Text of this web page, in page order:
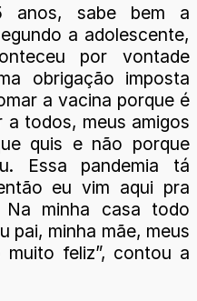
anos, sabe bem a
a adolescente,
por vontade
obrigação imposta
a vacina porque é
todos, meus amigos
quis e não porque
Essa pandemia tá
eu vim aqui pra
minha casa todo
pai, minha mãe, meus
feliz”, contou a